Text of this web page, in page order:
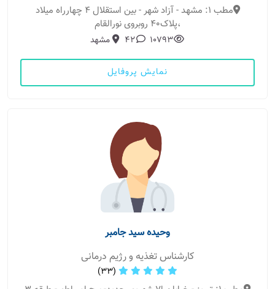
مطب 1: مشهد - آزاد شهر - بین استقلال 4 چهارراه میلاد
،پلاک40 روبروی نورالقام
10793
42 مشهد
نمایش پروفایل
وحیده سید جامبر
کارشناس تغذیه و رژیم درمانی
(33)